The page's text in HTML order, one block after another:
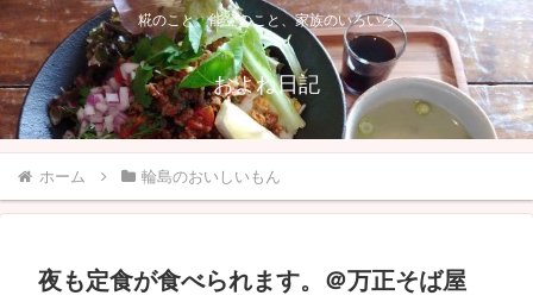
糀のこと、能登のこと、家族のいろいろ
およね日記
ホーム 輪島のおいしいもん
夜も定食が食べられます。＠万正そば屋